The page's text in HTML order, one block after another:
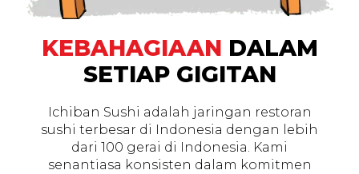
KEBAHAGIAAN DALAM
SETIAP GIGITAN
Ichiban Sushi adalah jaringan restoran
sushi terbesar di Indonesia dengan lebih
dari 100 gerai di Indonesia. Kami
senantiasa konsisten dalam komitmen